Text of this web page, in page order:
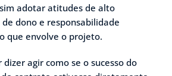
adotar atitudes de alto
dono e responsabilidade
que envolve o projeto.
agir como se o sucesso do